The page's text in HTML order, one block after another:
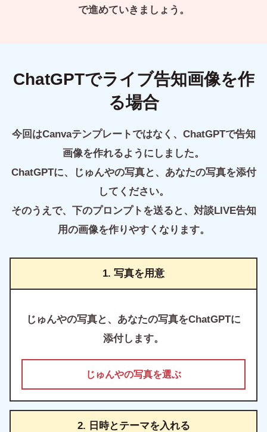
で進めていきましょう。
ChatGPTでライブ告知画像を作
る場合
今回はCanvaテンプレートではなく、ChatGPTで告知
画像を作れるようにしました。
ChatGPTに、じゅんやの写真と、あなたの写真を添付
してください。
そのうえで、下のプロンプトを送ると、対談LIVE告知
用の画像を作りやすくなります。
1. 写真を用意
じゅんやの写真と、あなたの写真をChatGPTに
添付します。
じゅんやの写真を選ぶ
2. 日時とテーマを入れる